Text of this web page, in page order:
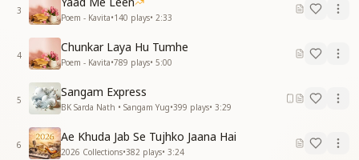
ब से बालक —कल के नायक,
ब से बुद्धिबल — हर पल सहायक।
आओ सीखें "ब" की भाषा,
जो जगाए जीने की आशा।
ब से बंधन मुक्त — बनें स्वतंत्र आत्मा,
ब से बुलावा —प्रेम से बुलाए परमात्मा।
ब से बरसात — ज्ञान की बरखा आई,
3
Poem - Kavita•140 plays• 2:33
4
Chunkar Laya Hu Tumhe
Poem - Kavita•789 plays• 5:00
5
Sangam Express
BK Sarda Nath • Sangam Yug•399 plays• 3:29
6
Ae Khuda Jab Se Tujhko Jaana Hai
2026 Collections•382 plays• 3:24